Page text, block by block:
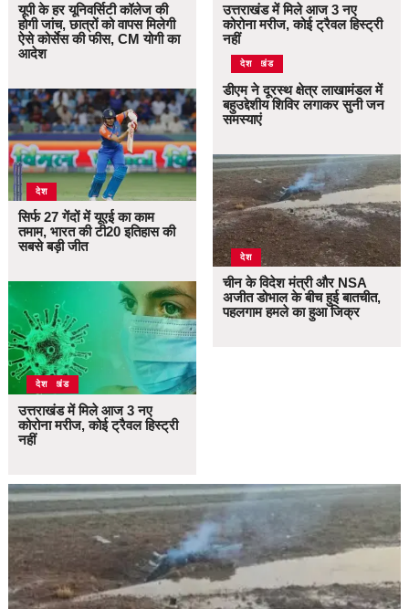
यूपी के हर यूनिवर्सिटी कॉलेज की
होगी जांच, छात्रों को वापस मिलेगी
ऐसे कोर्सेस की फीस, CM योगी का
आदेश
देश
सिर्फ 27 गेंदों में यूएई का काम
तमाम, भारत की टी20 इतिहास की
सबसे बड़ी जीत
उत्तराखंड
देश
उत्तराखंड में मिले आज 3 नए
कोरोना मरीज, कोई ट्रैवल हिस्ट्री
नहीं
उत्तराखंड में मिले आज 3 नए
कोरोना मरीज, कोई ट्रैवल हिस्ट्री
नहीं
उत्तराखंड
देश
डीएम ने दूरस्थ क्षेत्र लाखामंडल में
बहुउद्देशीय शिविर लगाकर सुनी जन
समस्याएं
देश
चीन के विदेश मंत्री और NSA
अजीत डोभाल के बीच हुई बातचीत,
पहलगाम हमले का हुआ जिक्र